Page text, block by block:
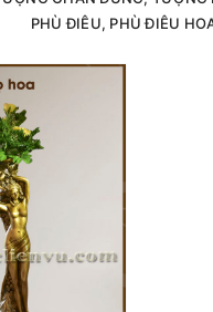
PHÙ ĐIÊU, PHÙ ĐIÊU